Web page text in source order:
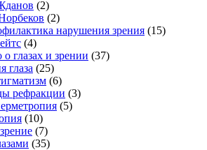
(2)
(2)
нарушения зрения (15)
(4)
о глазах и зрении (37)
глаза (25)
(6)
рефракции (3)
(5)
(10)
(7)
(35)